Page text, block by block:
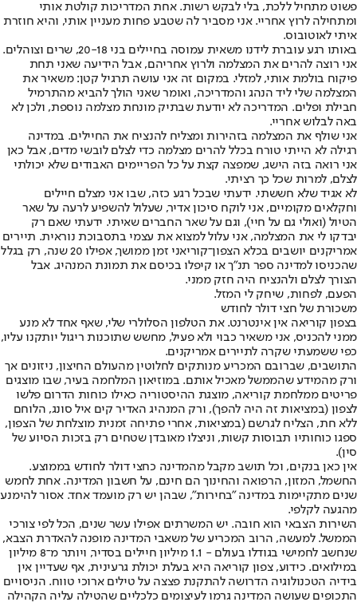
פשוט מתחיל ללכת, בלי לבקש רשות. אחת המדריכות קולטת אותי
ומתחילה לרוץ אחריי. אני מסביר לה שטבע פחות מעניין אותי, והיא חוזרת
איתי לאוטובוס.
באותו רגע עוברת לידנו משאית עמוסה בחיילים בני 20-18, שרים וצוהלים.
אני רוצה להרים את המצלמה ולרוץ אחריהם, אבל הידיעה שאני תחת
פיקוח בולמת אותי, למזלי. במקום זה אני עושה תרגיל קטן: משאיר את
המצלמה שלי ליד הנהג והמדריכה, ואומר שאני הולך להביא מהתרמיל
חבילת ופלים. המדריכה לא יודעת שבתיק מונחת מצלמה נוספת, ולכן לא
באה לבלוש אחריי.
אני שולף את המצלמה בזהירות ומצליח להנציח את החיילים. במדינה
רגילה לא הייתי טורח בכלל להרים מצלמה כדי לצלם לובשי מדים, אבל כאן
אני רואה בזה הישג, שמפצה קצת על כל הפריימים האבודים שלא יכולתי
לצלם, למרות שכל כך רציתי.
לא אגיד שלא חששתי. ידעתי שבכל רגע כזה, שבו אני מצלם חיילים
וחקלאים מקומיים, אני לוקח סיכון אדיר, שעלול להשפיע לרעה על שאר
הטיול (ואולי גם על חיי), וגם על שאר החברים שאיתי. ידעתי שאם רק
יבדקו לי את המצלמה, אני עלול למצוא את עצמי בתסבוכת נוראית. תיירים
אמריקנים יושבים בכלא הצפון־קוריאני זמן ממושך, אפילו 20 שנה, רק בגלל
שהכניסו למדינה ספר תנ"ך או קיפלו בכיסם את תמונת המנהיג. אבל
הצורך לצלם ולהנציח היה חזק ממני.
הפעם, לפחות, שיחק לי המזל.
משכורת של חצי דולר לחודש
בצפון קוריאה אין אינטרנט. את הטלפון הסלולרי שלי, שאף אחד לא מנע
ממני להכניס, אני משאיר כבוי ולא פעיל, מחשש שתוכנות ריגול יותקנו עליו,
כפי ששמעתי שקרה לתיירים אמריקנים.
התושבים, שברובם המכריע מנותקים לחלוטין מהעולם החיצון, ניזונים אך
ורק מהמידע שהממשל מאכיל אותם. במוזיאון המלחמה בעיר, שבו מוצגים
פריטים ממלחמת קוריאה, מוצגת ההיסטוריה כאילו כוחות הדרום פלשו
לצפון (במציאות זה היה להפך), ורק המנהיג האדיר קים איל סונג, הלוחם
ללא חת, הצליח לגרשם (במציאות, אחרי פתיחה זמנית מוצלחת של הצפון,
ספגו כוחותיו תבוסות קשות, וניצלו מאובדן שטחים רק בזכות הסיוע של
סין).
אין כאן בנקים, וכל תושב מקבל מהמדינה כחצי דולר לחודש בממוצע.
החשמל, המזון, הרפואה והחינוך הם חינם, על חשבון המדינה. אחת לחמש
שנים מתקיימות במדינה "בחירות", שבהן יש רק מועמד אחד. אסור להימנע
מהגעה לקלפי.
השירות הצבאי הוא חובה. יש המשרתים אפילו עשר שנים, הכל לפי צורכי
הממשל. למעשה, הרוב המכריע של משאבי המדינה מופנה להאדרת הצבא,
שנחשב לחמישי בגודלו בעולם - 1.1 מיליון חיילים בסדיר, ויותר מ־8 מיליון
במילואים. כידוע, צפון קוריאה היא בעלת יכולת גרעינית, אף שעדיין אין
בידיה הטכנולוגיה הדרושה להתקנת פצצה על טילים ארוכי טווח. הניסויים
התכופים שעושה המדינה גרמו לעיצומים כלכליים שהטילה עליה הקהילה